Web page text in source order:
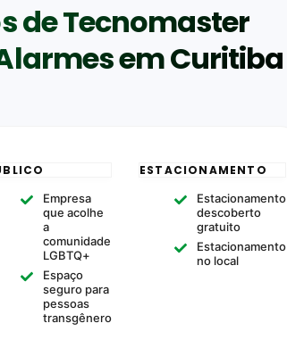
de Tecnomaster
em Curitiba
Empresa
que acolhe
a
comunidade
LGBTQ+
Espaço
seguro para
pessoas
transgênero
ESTACIONAMENTO
Estacionamento
descoberto
gratuito
Estacionamento
no local